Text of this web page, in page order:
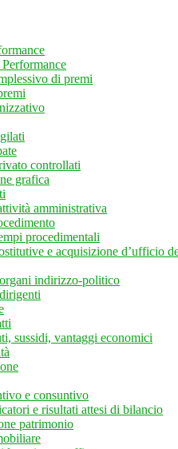
di premi
controllati
grafica
amministrativa
procedimentali
e acquisizione d’ufficio
indirizzo-politico
sussidi, vantaggi economici
e consuntivo
e risultati attesi di bilancio
patrimonio